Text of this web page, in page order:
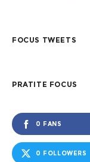
FOCUS TWEETS
PRATITE FOCUS
0 FANS
0 FOLLOWERS